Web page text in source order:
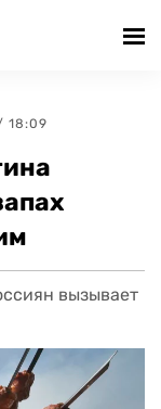
18:09
вызывает